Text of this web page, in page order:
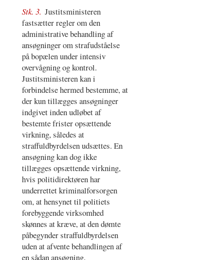
Stk. 3. Justitsministeren
fastsætter regler om den
administrative behandling af
ansøgninger om strafudståelse
på bopælen under intensiv
overvågning og kontrol.
Justitsministeren kan i
forbindelse hermed bestemme, at
der kun tillægges ansøgninger
indgivet inden udløbet af
bestemte frister opsættende
virkning, således at
straffuldbyrdelsen udsættes. En
ansøgning kan dog ikke
tillægges opsættende virkning,
hvis politidirektøren har
underrettet kriminalforsorgen
om, at hensynet til politiets
forebyggende virksomhed
skønnes at kræve, at den dømte
påbegynder straffuldbyrdelsen
uden at afvente behandlingen af
en sådan ansøgning.